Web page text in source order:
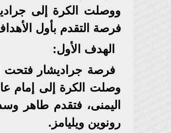
ووصلت الكرة إلى
فرصة التقدم بأول
الهدف الأول:
وصلت الكرة إلى إمام
اليمنى، فتقدم طاهر
رونوين ويليامز.